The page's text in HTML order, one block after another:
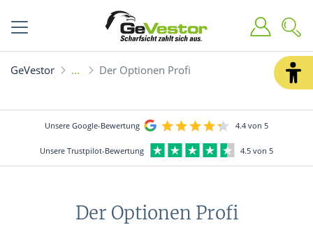
GeVestor Der Optionen Profi
Unsere Google-Bewertung 4.4 von 5
Unsere Trustpilot-Bewertung 4.5 von 5
Der Optionen Profi